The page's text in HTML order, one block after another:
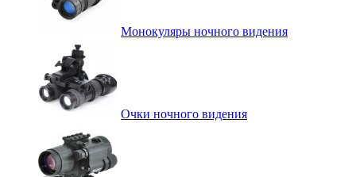
Монокуляры ночного видения
Очки ночного видения